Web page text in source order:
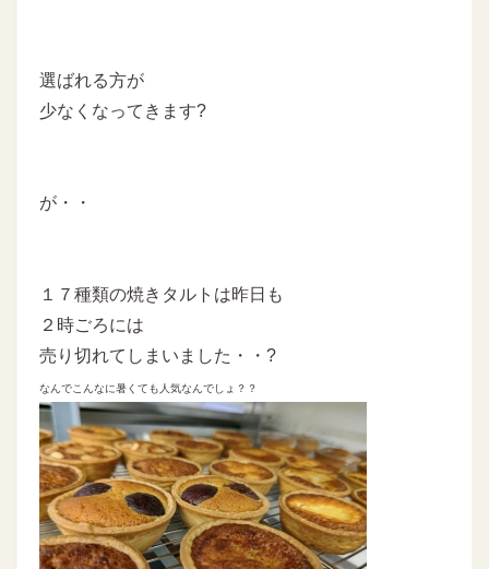
選ばれる方が
少なくなってきます?
が・・
１７種類の焼きタルトは昨日も
２時ごろには
売り切れてしまいました・・?
なんでこんなに暑くても人気なんでしょ？？